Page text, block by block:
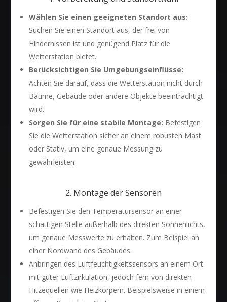
Wählen Sie einen geeigneten Standort aus:
Suchen Sie einen Standort aus, der frei von
Hindernissen ist und genügend Platz für die
Wetterstation bietet.
Berücksichtigen Sie Umgebungseinflüsse:
Achten Sie darauf, dass die Wetterstation nicht durch
Bäume, Gebäude oder andere Objekte beeinträchtigt
wird.
Sorgen Sie für eine stabile Montage: Befestigen
Sie die Wetterstation sicher an einem robusten Mast
oder Stativ, um eine genaue Messung zu
gewährleisten.
2. Montage der Sensoren
Befestigen Sie den Temperatursensor an einer
schattigen Stelle außerhalb des direkten Sonnenlichts,
um genaue Messwerte zu erhalten. Zum Beispiel an
einer Nordwand des Gebäudes.
Anbringen des Luftfeuchtigkeitssensors an einem Ort
mit guter Luftzirkulation, jedoch fern von direkten
Hitzequellen wie Heizkörpern. Beispielsweise in einem